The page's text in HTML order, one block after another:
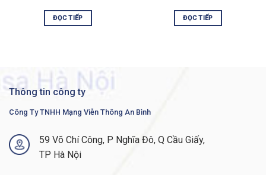
900 cung cấp giải pháp quản lý mạng Cisco Prime
for Evolved Programmable Networks giúp đơn giản
THÔNG SỐ KỸ THUẬT CỦA A901-6CZ-F-D
Services Router Chassis, Ethernet-only
interfaces, 10 GE, DC power, USB
ĐỌC TIẾP ĐỌC TIẾP
Thông tin công ty
Công Ty TNHH Mạng Viễn Thông An Bình
59 Võ Chí Công, P Nghĩa Đô, Q Cầu Giấy,
TP Hà Nội